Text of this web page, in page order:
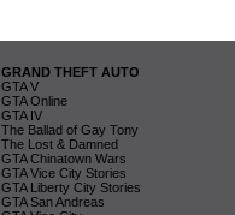
GRAND THEFT AUTO
GTA V
GTA Online
GTA IV
The Ballad of Gay Tony
The Lost & Damned
GTA Chinatown Wars
GTA Vice City Stories
GTA Liberty City Stories
GTA San Andreas